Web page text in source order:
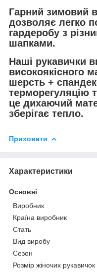
Гарний зимовий
дозволяє легко
гардеробу з
шапками.
Наші рукавички
високоякісного
шерсть +
терморегуляцію
це дихаючий
зберігає тепло.
Приховати
Характеристики
Основні
Виробник
Країна виробник
Стать
Вид виробу
Сезон
Розмір жіночих рукавичок